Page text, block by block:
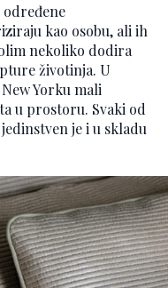
kao osobu, ali ih
nekoliko dodira
životinja. U
Yorku mali
u prostoru. Svaki od
je i u skladu